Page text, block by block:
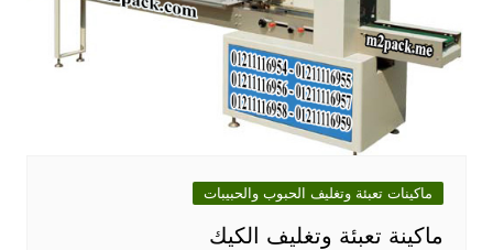
ماكينات تعبئة وتغليف الحبوب والحبيبات
ماكينة تعبئة وتغليف الكيك